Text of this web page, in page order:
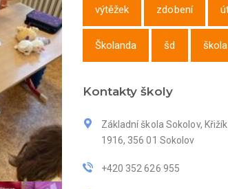
výtěžek zdobení
Školanda šd škola
Kontakty školy
Základní škola Sokolov,
1916, 356 01 Sokolov
+420 352 626 955